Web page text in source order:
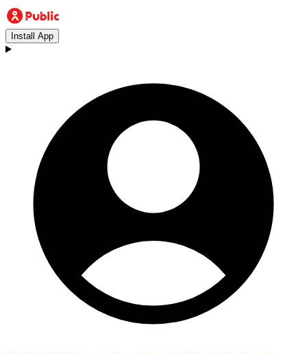
Install App